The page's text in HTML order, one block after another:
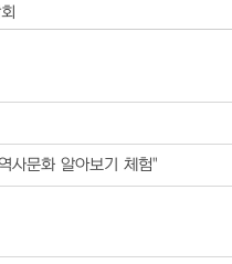
사문화 알아보기 체험"